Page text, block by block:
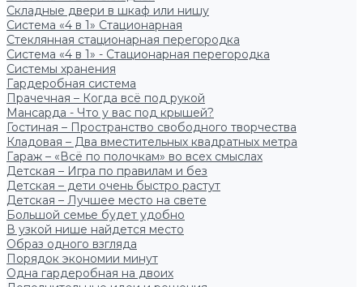
Складные двери в шкаф или нишу
Система «4 в 1» Стационарная
Стеклянная стационарная перегородка
Система «4 в 1» - Стационарная перегородка
Системы хранения
Гардеробная система
Прачечная – Когда всё под рукой
Мансарда - Что у вас под крышей?
Гостиная – Пространство свободного творчества
Кладовая – Два вместительных квадратных метра
Гараж – «Всё по полочкам» во всех смыслах
Детская – Игра по правилам и без
Детская – дети очень быстро растут
Детская – Лучшее место на свете
Большой семье будет удобно
В узкой нише найдется место
Образ одного взгляда
Порядок экономии минут
Одна гардеробная на двоих